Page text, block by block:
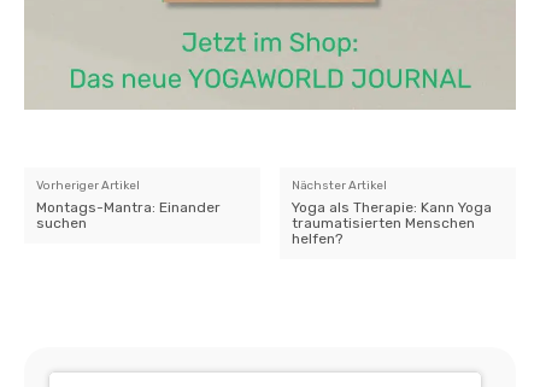
Vorheriger Artikel
Montags-Mantra: Einander
suchen
Nächster Artikel
Yoga als Therapie: Kann Yoga
traumatisierten Menschen
helfen?